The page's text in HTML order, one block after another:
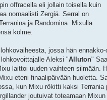
offracella eli jollain toisella kuin
nornaalisti Zergiä. Serral on
ja Randomina. Mixulla
kolme.
jossa hän
Aleksi "Alluton"
laittoi uuden vaihteen silmään.
eteni finaalipäivään huoletta.
kun Mixu rökitti kaksi
joutuivat toteamaan